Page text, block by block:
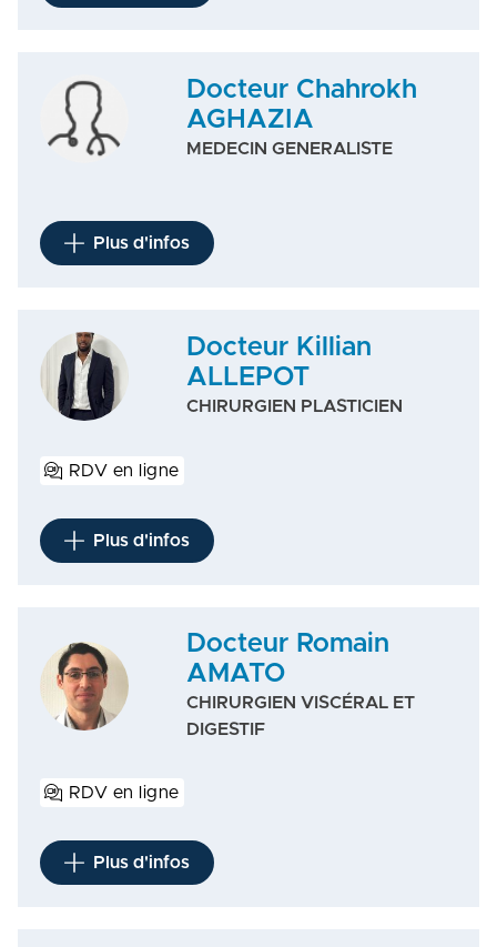
Docteur Chahrokh
AGHAZIA
MEDECIN GENERALISTE
Plus d'infos
Docteur Killian
ALLEPOT
CHIRURGIEN PLASTICIEN
RDV en ligne
Plus d'infos
Docteur Romain
AMATO
CHIRURGIEN VISCÉRAL ET
DIGESTIF
RDV en ligne
Plus d'infos